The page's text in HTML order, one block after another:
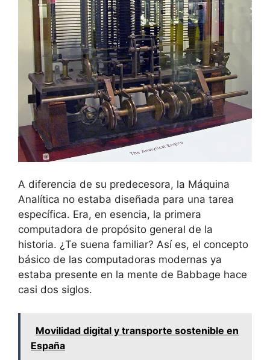
A diferencia de su predecesora, la Máquina
Analítica no estaba diseñada para una tarea
específica. Era, en esencia, la primera
computadora de propósito general de la
historia. ¿Te suena familiar? Así es, el concepto
básico de las computadoras modernas ya
estaba presente en la mente de Babbage hace
casi dos siglos.
Movilidad digital y transporte sostenible en
España